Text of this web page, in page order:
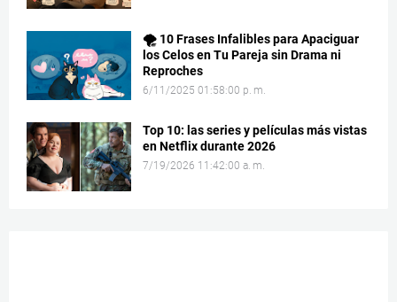
🌪️ 10 Frases Infalibles para Apaciguar
los Celos en Tu Pareja sin Drama ni
Reproches
6/11/2025 01:58:00 p. m.
Top 10: las series y películas más vistas
en Netflix durante 2026
7/19/2026 11:42:00 a. m.